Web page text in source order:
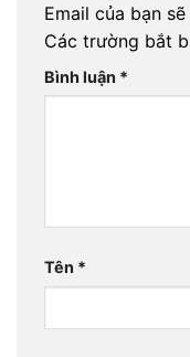
Email của bạn
Các trường bắt
Bình luận *
Tên *